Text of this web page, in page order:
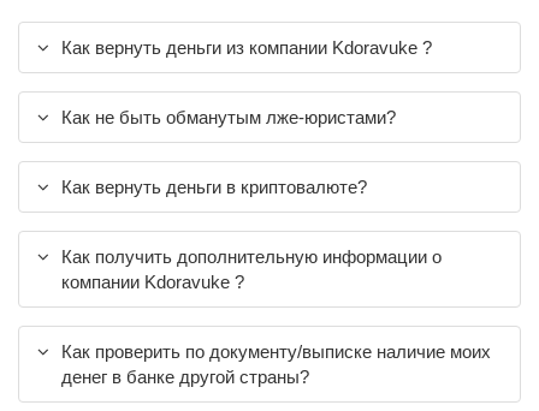
Как вернуть деньги из компании Kdoravuke ?
Как не быть обманутым лже-юристами?
Как вернуть деньги в криптовалюте?
Как получить дополнительную информации о
компании Kdoravuke ?
Как проверить по документу/выписке наличие моих
денег в банке другой страны?